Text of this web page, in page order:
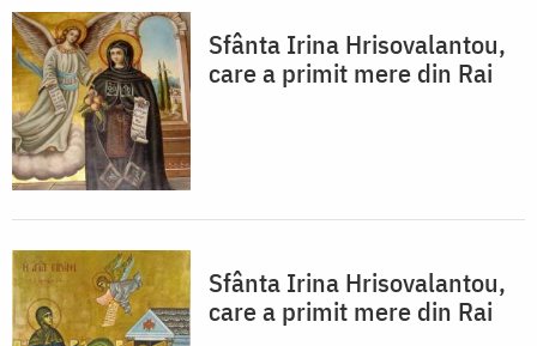
Sfânta Irina Hrisovalantou,
care a primit mere din Rai
Sfânta Irina Hrisovalantou,
care a primit mere din Rai